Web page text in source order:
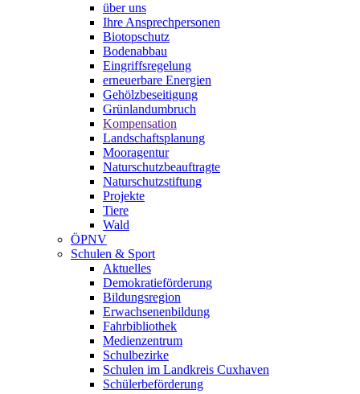
über uns
Ihre Ansprechpersonen
Biotopschutz
Bodenabbau
Eingriffsregelung
erneuerbare Energien
Gehölzbeseitigung
Grünlandumbruch
Kompensation
Landschaftsplanung
Mooragentur
Naturschutzbeauftragte
Naturschutzstiftung
Projekte
Tiere
Wald
ÖPNV
Schulen & Sport
Aktuelles
Demokratieförderung
Bildungsregion
Erwachsenenbildung
Fahrbibliothek
Medienzentrum
Schulbezirke
Schulen im Landkreis Cuxhaven
Schülerbeförderung